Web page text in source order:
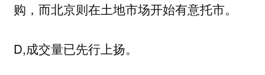
购，而北京则在土地市场开始有意托市。
D,成交量已先行上扬。